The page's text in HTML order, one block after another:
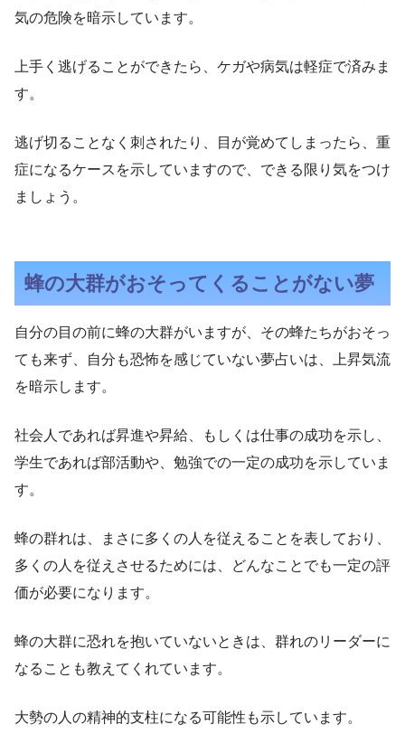
気の危険を暗示しています。
上手く逃げることができたら、ケガや病気は軽症で済みま
す。
逃げ切ることなく刺されたり、目が覚めてしまったら、重
症になるケースを示していますので、できる限り気をつけ
ましょう。
蜂の大群がおそってくることがない夢
自分の目の前に蜂の大群がいますが、その蜂たちがおそっ
ても来ず、自分も恐怖を感じていない夢占いは、上昇気流
を暗示します。
社会人であれば昇進や昇給、もしくは仕事の成功を示し、
学生であれば部活動や、勉強での一定の成功を示していま
す。
蜂の群れは、まさに多くの人を従えることを表しており、
多くの人を従えさせるためには、どんなことでも一定の評
価が必要になります。
蜂の大群に恐れを抱いていないときは、群れのリーダーに
なることも教えてくれています。
大勢の人の精神的支柱になる可能性も示しています。